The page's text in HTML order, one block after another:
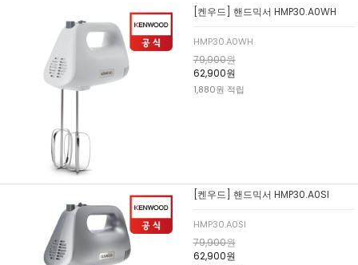
[켄우드] 핸드믹서 HMP30.A0WH
HMP30.A0WH
79,900원
62,900원
1,880원 적립
[켄우드] 핸드믹서 HMP30.A0SI
HMP30.A0SI
79,900원
62,900원